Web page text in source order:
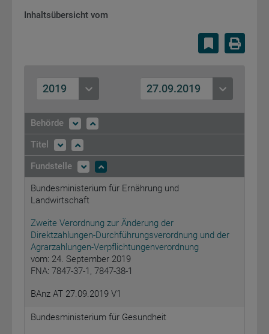
Inhaltsübersicht vom
2019 27.09.2019
Behörde
Titel
Fundstelle
Bundesministerium für Ernährung und
Landwirtschaft
Zweite Verordnung zur Änderung der
Direktzahlungen-Durchführungsverordnung und der
Agrarzahlungen-Verpflichtungenverordnung
vom: 24. September 2019
FNA: 7847-37-1, 7847-38-1
BAnz AT 27.09.2019 V1
Bundesministerium für Gesundheit